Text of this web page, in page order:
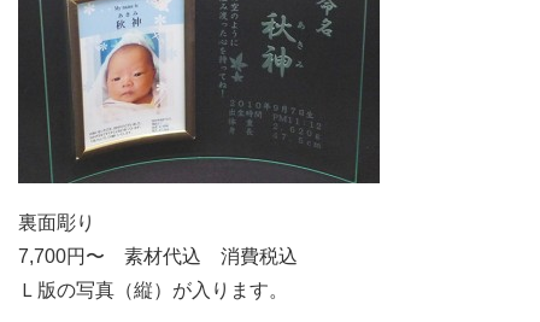
裏面彫り
7,700円〜 素材代込 消費税込
Ｌ版の写真（縦）が入ります。